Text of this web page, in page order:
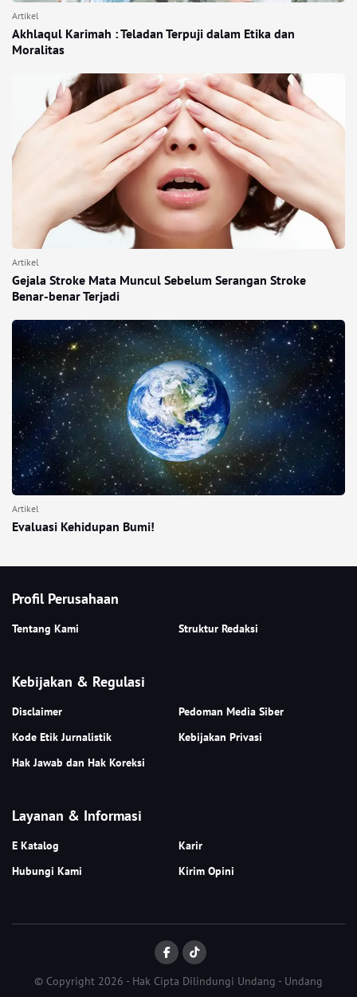
Artikel
Akhlaqul Karimah : Teladan Terpuji dalam Etika dan
Moralitas
Artikel
Gejala Stroke Mata Muncul Sebelum Serangan Stroke
Benar-benar Terjadi
Artikel
Evaluasi Kehidupan Bumi!
Profil Perusahaan
Tentang Kami Struktur Redaksi
Kebijakan & Regulasi
Disclaimer
Pedoman Media Siber
Kode Etik Jurnalistik
Kebijakan Privasi
Hak Jawab dan Hak Koreksi
Layanan & Informasi
E Katalog
Karir
Hubungi Kami
Kirim Opini
© Copyright 2026 - Hak Cipta Dilindungi Undang - Undang